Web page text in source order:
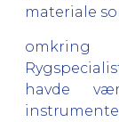
materiale
omkring
havde